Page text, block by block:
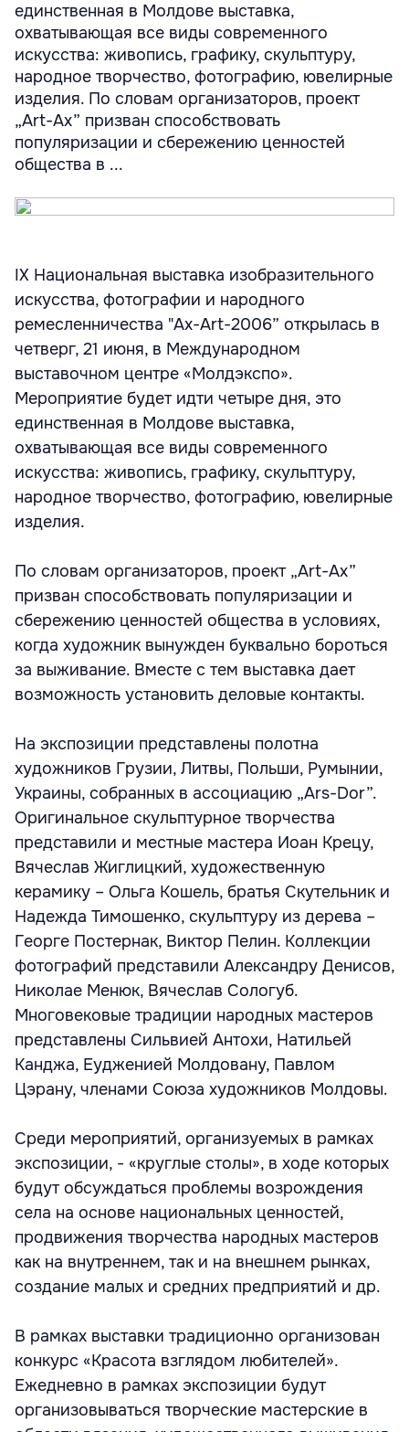
единственная в Молдове выставка,
охватывающая все виды современного
искусства: живопись, графику, скульптуру,
народное творчество, фотографию, ювелирные
изделия. По словам организаторов, проект
„Art-Ax” призван способствовать
популяризации и сбережению ценностей
общества в ...
IX Национальная выставка изобразительного
искусства, фотографии и народного
ремесленничества "Ax-Art-2006” открылась в
четверг, 21 июня, в Международном
выставочном центре «Молдэкспо».
Мероприятие будет идти четыре дня, это
единственная в Молдове выставка,
охватывающая все виды современного
искусства: живопись, графику, скульптуру,
народное творчество, фотографию, ювелирные
изделия.
По словам организаторов, проект „Art-Ax”
призван способствовать популяризации и
сбережению ценностей общества в условиях,
когда художник вынужден буквально бороться
за выживание. Вместе с тем выставка дает
возможность установить деловые контакты.
На экспозиции представлены полотна
художников Грузии, Литвы, Польши, Румынии,
Украины, собранных в ассоциацию „Ars-Dor”.
Оригинальное скульптурное творчества
представили и местные мастера Иоан Крецу,
Вячеслав Жиглицкий, художественную
керамику – Ольга Кошель, братья Скутельник и
Надежда Тимошенко, скульптуру из дерева –
Георге Постернак, Виктор Пелин. Коллекции
фотографий представили Александру Денисов,
Николае Менюк, Вячеслав Сологуб.
Многовековые традиции народных мастеров
представлены Сильвией Антохи, Натильей
Канджа, Еудженией Молдовану, Павлом
Цэрану, членами Союза художников Молдовы.
Среди мероприятий, организуемых в рамках
экспозиции, - «круглые столы», в ходе которых
будут обсуждаться проблемы возрождения
села на основе национальных ценностей,
продвижения творчества народных мастеров
как на внутреннем, так и на внешнем рынках,
создание малых и средних предприятий и др.
В рамках выставки традиционно организован
конкурс «Красота взглядом любителей».
Ежедневно в рамках экспозиции будут
организовываться творческие мастерские в